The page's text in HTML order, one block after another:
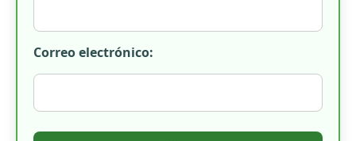
Correo electrónico: